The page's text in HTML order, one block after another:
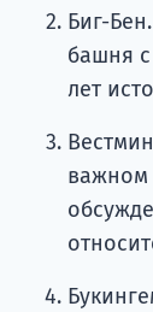
Биг-
башня
лет
важном